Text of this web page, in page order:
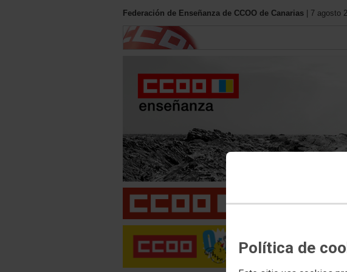
Política de
Federación de Enseñanza de CCOO de Canarias | 7 agosto